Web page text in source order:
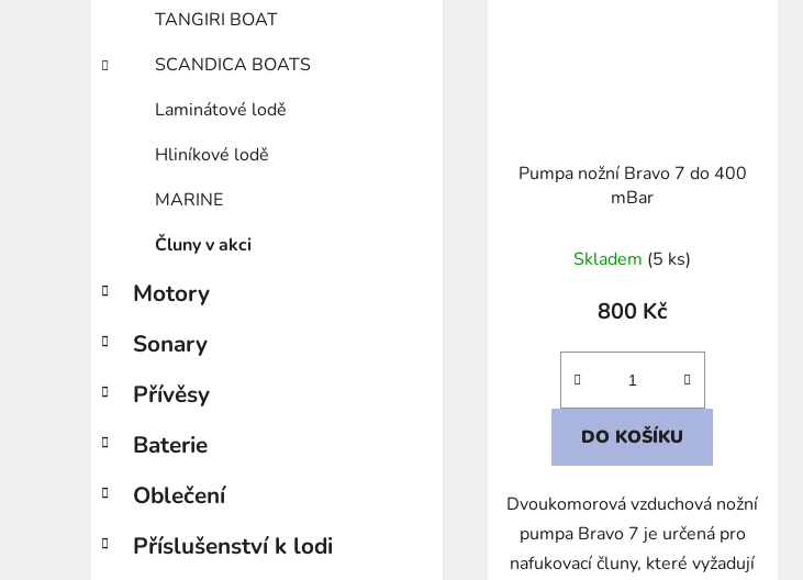
TANGIRI BOAT
SCANDICA BOATS
Laminátové lodě
Hliníkové lodě
MARINE
Čluny v akci
Motory
Sonary
Přívěsy
Baterie
Oblečení
Příslušenství k lodi
Pumpa nožní Bravo 7 do 400
mBar
Skladem (5 ks)
800 Kč
DO KOŠÍKU
Dvoukomorová vzduchová nožní
pumpa Bravo 7 je určená pro
nafukovací čluny, které vyžadují